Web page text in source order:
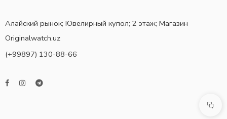
Алайский рынок; Ювелирный купол; 2 этаж; Магазин
Originalwatch.uz
(+99897) 130-88-66